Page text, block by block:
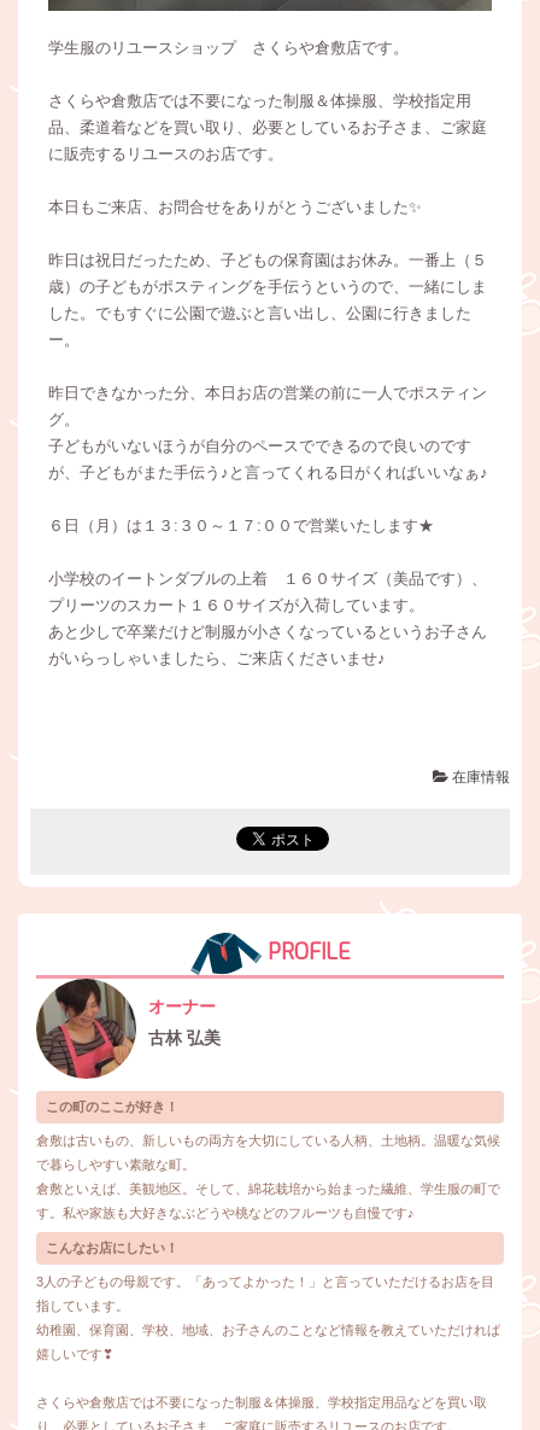
学生服のリユースショップ さくらや倉敷店です。
さくらや倉敷店では不要になった制服＆体操服、学校指定用
品、柔道着などを買い取り、必要としているお子さま、ご家庭
に販売するリユースのお店です。
本日もご来店、お問合せをありがとうございました✨
昨日は祝日だったため、子どもの保育園はお休み。一番上（５
歳）の子どもがポスティングを手伝うというので、一緒にしま
した。でもすぐに公園で遊ぶと言い出し、公園に行きました
ー。
昨日できなかった分、本日お店の営業の前に一人でポスティン
グ。
子どもがいないほうが自分のペースでできるので良いのです
が、子どもがまた手伝う♪と言ってくれる日がくればいいなぁ♪
６日（月）は１３:３０～１７:００で営業いたします★
小学校のイートンダブルの上着 １６０サイズ（美品です）、
プリーツのスカート１６０サイズが入荷しています。
あと少しで卒業だけど制服が小さくなっているというお子さん
がいらっしゃいましたら、ご来店くださいませ♪
在庫情報
PROFILE
オーナー
古林 弘美
この町のここが好き！
倉敷は古いもの、新しいもの両方を大切にしている人柄、土地柄。温暖な気候
で暮らしやすい素敵な町。
倉敷といえば、美観地区。そして、綿花栽培から始まった繊維、学生服の町で
す。私や家族も大好きなぶどうや桃などのフルーツも自慢です♪
こんなお店にしたい！
3人の子どもの母親です。「あってよかった！」と言っていただけるお店を目
指しています。
幼稚園、保育園、学校、地域、お子さんのことなど情報を教えていただければ
嬉しいです❣
さくらや倉敷店では不要になった制服＆体操服、学校指定用品などを買い取
り、必要としているお子さま、ご家庭に販売するリユースのお店です。